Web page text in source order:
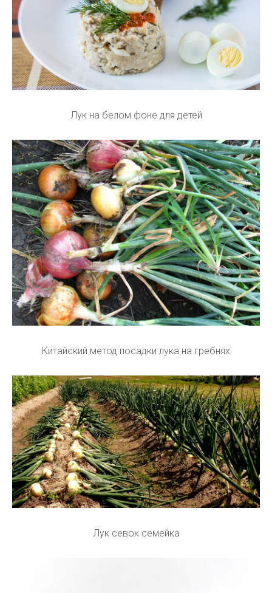
Лук на белом фоне для детей
Китайский метод посадки лука на гребнях
Лук севок семейка